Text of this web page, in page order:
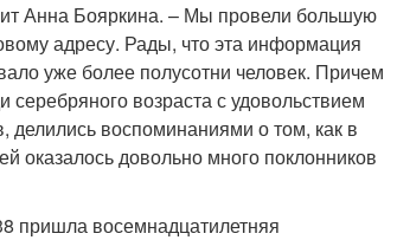
Анна Бояркина. – Мы провели большую
адресу. Рады, что эта информация
уже более полусотни человек. Причем
возраста с удовольствием
воспоминаниями о том, как в
оказалось довольно много поклонников
пришла восемнадцатилетняя